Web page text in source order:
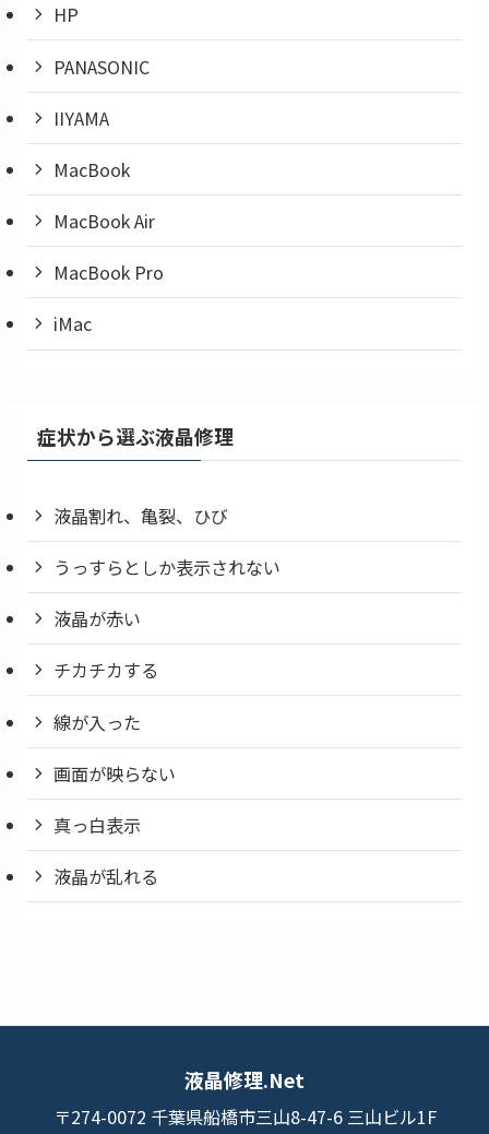
HP
PANASONIC
IIYAMA
MacBook
MacBook Air
MacBook Pro
iMac
症状から選ぶ液晶修理
液晶割れ、亀裂、ひび
うっすらとしか表示されない
液晶が赤い
チカチカする
線が入った
画面が映らない
真っ白表示
液晶が乱れる
液晶修理.Net
〒274-0072 千葉県船橋市三山8-47-6 三山ビル1F